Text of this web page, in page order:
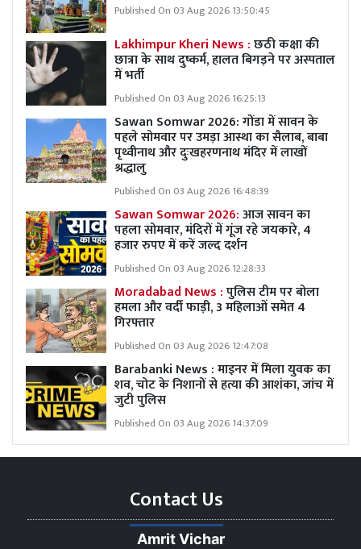
Published On 03 Aug 2026 13:50:45
Lakhimpur Kheri News :छठी कक्षा की
छात्रा के साथ दुष्कर्म, हालत बिगड़ने पर अस्पताल
में भर्ती
Published On 03 Aug 2026 16:25:13
Sawan Somwar 2026: गोंडा में सावन के
पहले सोमवार पर उमड़ा आस्था का सैलाब, बाबा
पृथ्वीनाथ और दुःखहरणनाथ मंदिर में लाखों
श्रद्धालु
Published On 03 Aug 2026 16:48:39
Sawan Somwar 2026:आज सावन का
पहला सोमवार, मंदिरों में गूंज रहे जयकारे, 4
हजार रुपए में करें जल्द दर्शन
Published On 03 Aug 2026 12:28:33
Moradabad News :पुलिस टीम पर बोला
हमला और वर्दी फाड़ी, 3 महिलाओं समेत 4
गिरफ्तार
Published On 03 Aug 2026 12:47:08
Barabanki News : माइनर में मिला युवक का
शव, चोट के निशानों से हत्या की आशंका, जांच में
जुटी पुलिस
Published On 03 Aug 2026 14:37:09
Contact Us
Amrit Vichar